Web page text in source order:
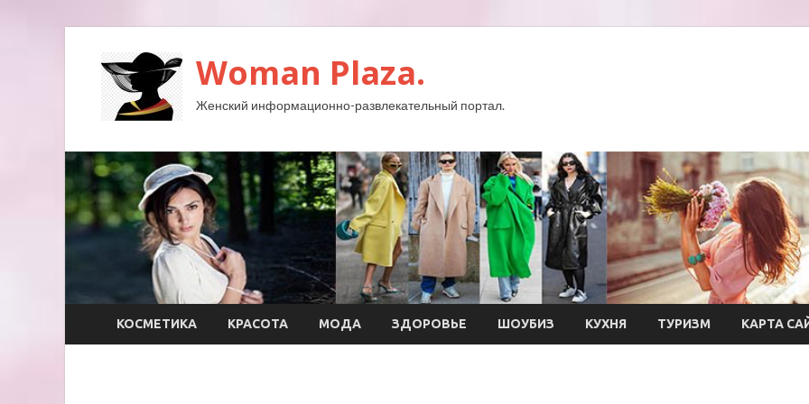
Woman Plaza.
Женский информационно-развлекательный портал.
КОСМЕТИКА КРАСОТА МОДА ЗДОРОВЬЕ ШОУБИЗ КУХНЯ ТУРИЗМ КАРТА